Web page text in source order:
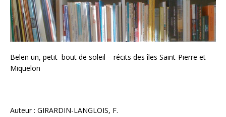
Belen un, petit bout de soleil – récits des îles Saint-Pierre et
Miquelon
Auteur : GIRARDIN-LANGLOIS, F.